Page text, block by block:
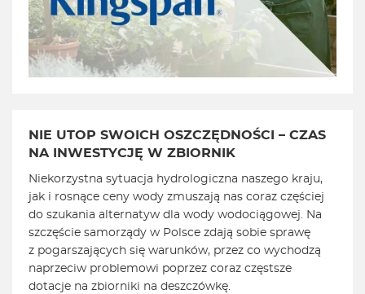
NIE UTOP SWOICH OSZCZĘDNOŚCI – CZAS
NA INWESTYCJĘ W ZBIORNIK
Niekorzystna sytuacja hydrologiczna naszego kraju,
jak i rosnące ceny wody zmuszają nas coraz częściej
do szukania alternatyw dla wody wodociągowej. Na
szczęście samorządy w Polsce zdają sobie sprawę
z pogarszających się warunków, przez co wychodzą
naprzeciw problemowi poprzez coraz częstsze
dotacje na zbiorniki na deszczówkę.